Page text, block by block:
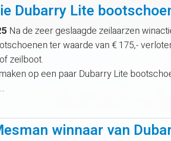
Dubarry Lite
Na de zeer geslaagde zeilaarzen
ter waarde van € 175,-
zeilboot.
op een paar Dubarry Lite
winnaar van